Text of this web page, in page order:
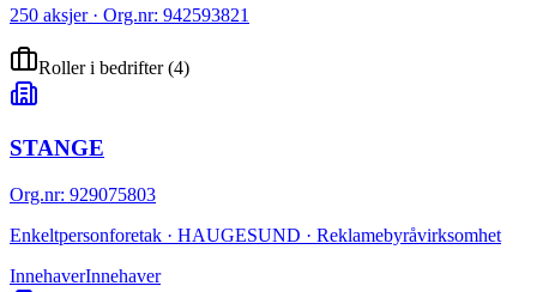
250 aksjer · Org.nr: 942593821
Roller i bedrifter(4)
STANGE
Org.nr: 929075803
Enkeltpersonforetak · HAUGESUND · Reklamebyråvirksomhet
InnehaverInnehaver